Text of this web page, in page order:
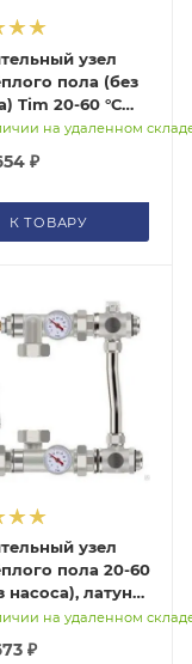
узел
пола (без
Tim 20-60 °С
на удаленном
₽
К ТОВАРУ
узел
пола 20-60
насоса), латунь
Tim
на удаленном
₽
специалисты